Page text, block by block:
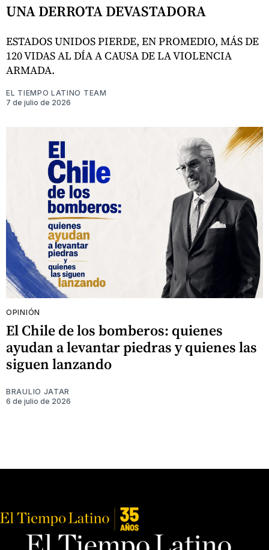
UNA DERROTA DEVASTADORA
ESTADOS UNIDOS PIERDE, EN PROMEDIO, MÁS DE
120 VIDAS AL DÍA A CAUSA DE LA VIOLENCIA
ARMADA.
EL TIEMPO LATINO TEAM
7 de julio de 2026
OPINIÓN
El Chile de los bomberos: quienes
ayudan a levantar piedras y quienes las
siguen lanzando
BRAULIO JATAR
6 de julio de 2026